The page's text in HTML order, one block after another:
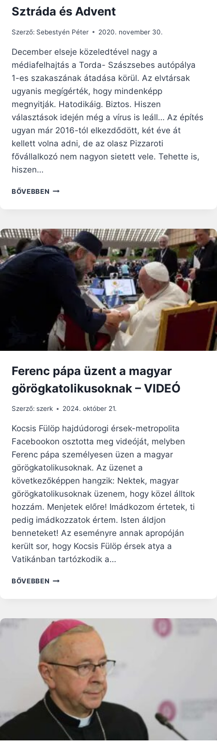
Sztráda és Advent
Szerző: Sebestyén Péter 2020. november 30.
December elseje közeledtével nagy a
médiafelhajtás a Torda- Szászsebes autópálya
1-es szakaszának átadása körül. Az elvtársak
ugyanis megígérték, hogy mindenképp
megnyitják. Hatodikáig. Biztos. Hiszen
választások idején még a vírus is leáll… Az építés
ugyan már 2016-tól elkezdődött, két éve át
kellett volna adni, de az olasz Pizzaroti
fővállalkozó nem nagyon sietett vele. Tehette is,
hiszen…
BŐVEBBEN SZTRÁDA
Ferenc pápa üzent a magyar
görögkatolikusoknak – VIDEÓ
Szerző: szerk 2024. október 21.
Kocsis Fülöp hajdúdorogi érsek-metropolita
Facebookon osztotta meg videóját, melyben
Ferenc pápa személyesen üzen a magyar
görögkatolikusoknak. Az üzenet a
következőképpen hangzik: Nektek, magyar
görögkatolikusoknak üzenem, hogy közel álltok
hozzám. Menjetek előre! Imádkozom értetek, ti
pedig imádkozzatok értem. Isten áldjon
benneteket! Az eseményre annak apropóján
került sor, hogy Kocsis Fülöp érsek atya a
Vatikánban tartózkodik a…
BŐVEBBEN FERENC
MAGYAR
GÖRÖGKATOLIKUSOKNAK
–